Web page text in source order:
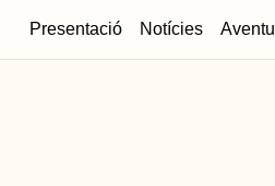
Presentació Notícies